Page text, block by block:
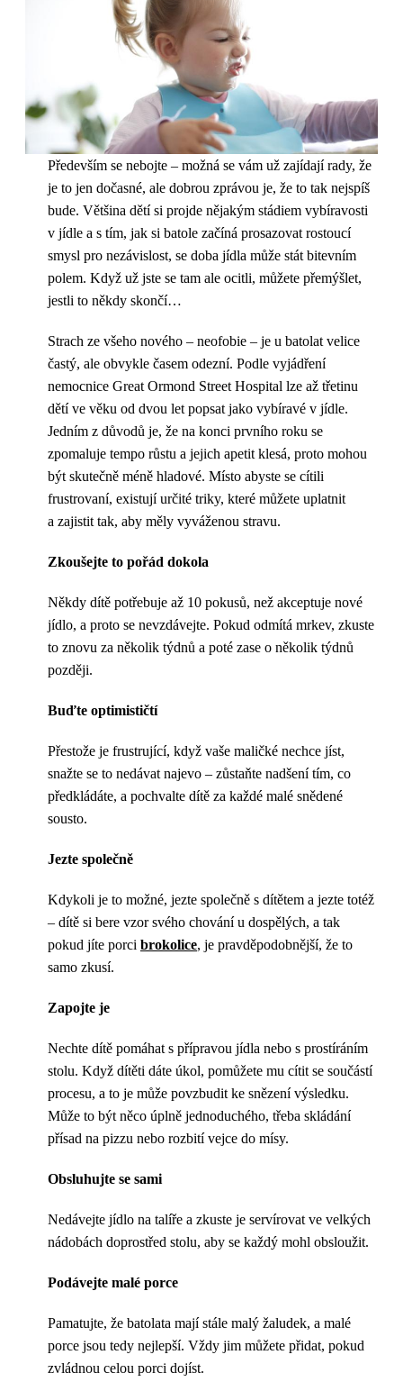
Především se nebojte – možná se vám už zajídají rady, že
je to jen dočasné, ale dobrou zprávou je, že to tak nejspíš
bude. Většina dětí si projde nějakým stádiem vybíravosti
v jídle a s tím, jak si batole začíná prosazovat rostoucí
smysl pro nezávislost, se doba jídla může stát bitevním
polem. Když už jste se tam ale ocitli, můžete přemýšlet,
jestli to někdy skončí…
Strach ze všeho nového – neofobie – je u batolat velice
častý, ale obvykle časem odezní. Podle vyjádření
nemocnice Great Ormond Street Hospital lze až třetinu
dětí ve věku od dvou let popsat jako vybíravé v jídle.
Jedním z důvodů je, že na konci prvního roku se
zpomaluje tempo růstu a jejich apetit klesá, proto mohou
být skutečně méně hladové. Místo abyste se cítili
frustrovaní, existují určité triky, které můžete uplatnit
a zajistit tak, aby měly vyváženou stravu.
Zkoušejte to pořád dokola
Někdy dítě potřebuje až 10 pokusů, než akceptuje nové
jídlo, a proto se nevzdávejte. Pokud odmítá mrkev, zkuste
to znovu za několik týdnů a poté zase o několik týdnů
později.
Buďte optimističtí
Přestože je frustrující, když vaše maličké nechce jíst,
snažte se to nedávat najevo – zůstaňte nadšení tím, co
předkládáte, a pochvalte dítě za každé malé snědené
sousto.
Jezte společně
Kdykoli je to možné, jezte společně s dítětem a jezte totéž
– dítě si bere vzor svého chování u dospělých, a tak
pokud jíte porci brokolice, je pravděpodobnější, že to
samo zkusí.
Zapojte je
Nechte dítě pomáhat s přípravou jídla nebo s prostíráním
stolu. Když dítěti dáte úkol, pomůžete mu cítit se součástí
procesu, a to je může povzbudit ke snězení výsledku.
Může to být něco úplně jednoduchého, třeba skládání
přísad na pizzu nebo rozbití vejce do mísy.
Obsluhujte se sami
Nedávejte jídlo na talíře a zkuste je servírovat ve velkých
nádobách doprostřed stolu, aby se každý mohl obsloužit.
Podávejte malé porce
Pamatujte, že batolata mají stále malý žaludek, a malé
porce jsou tedy nejlepší. Vždy jim můžete přidat, pokud
zvládnou celou porci dojíst.